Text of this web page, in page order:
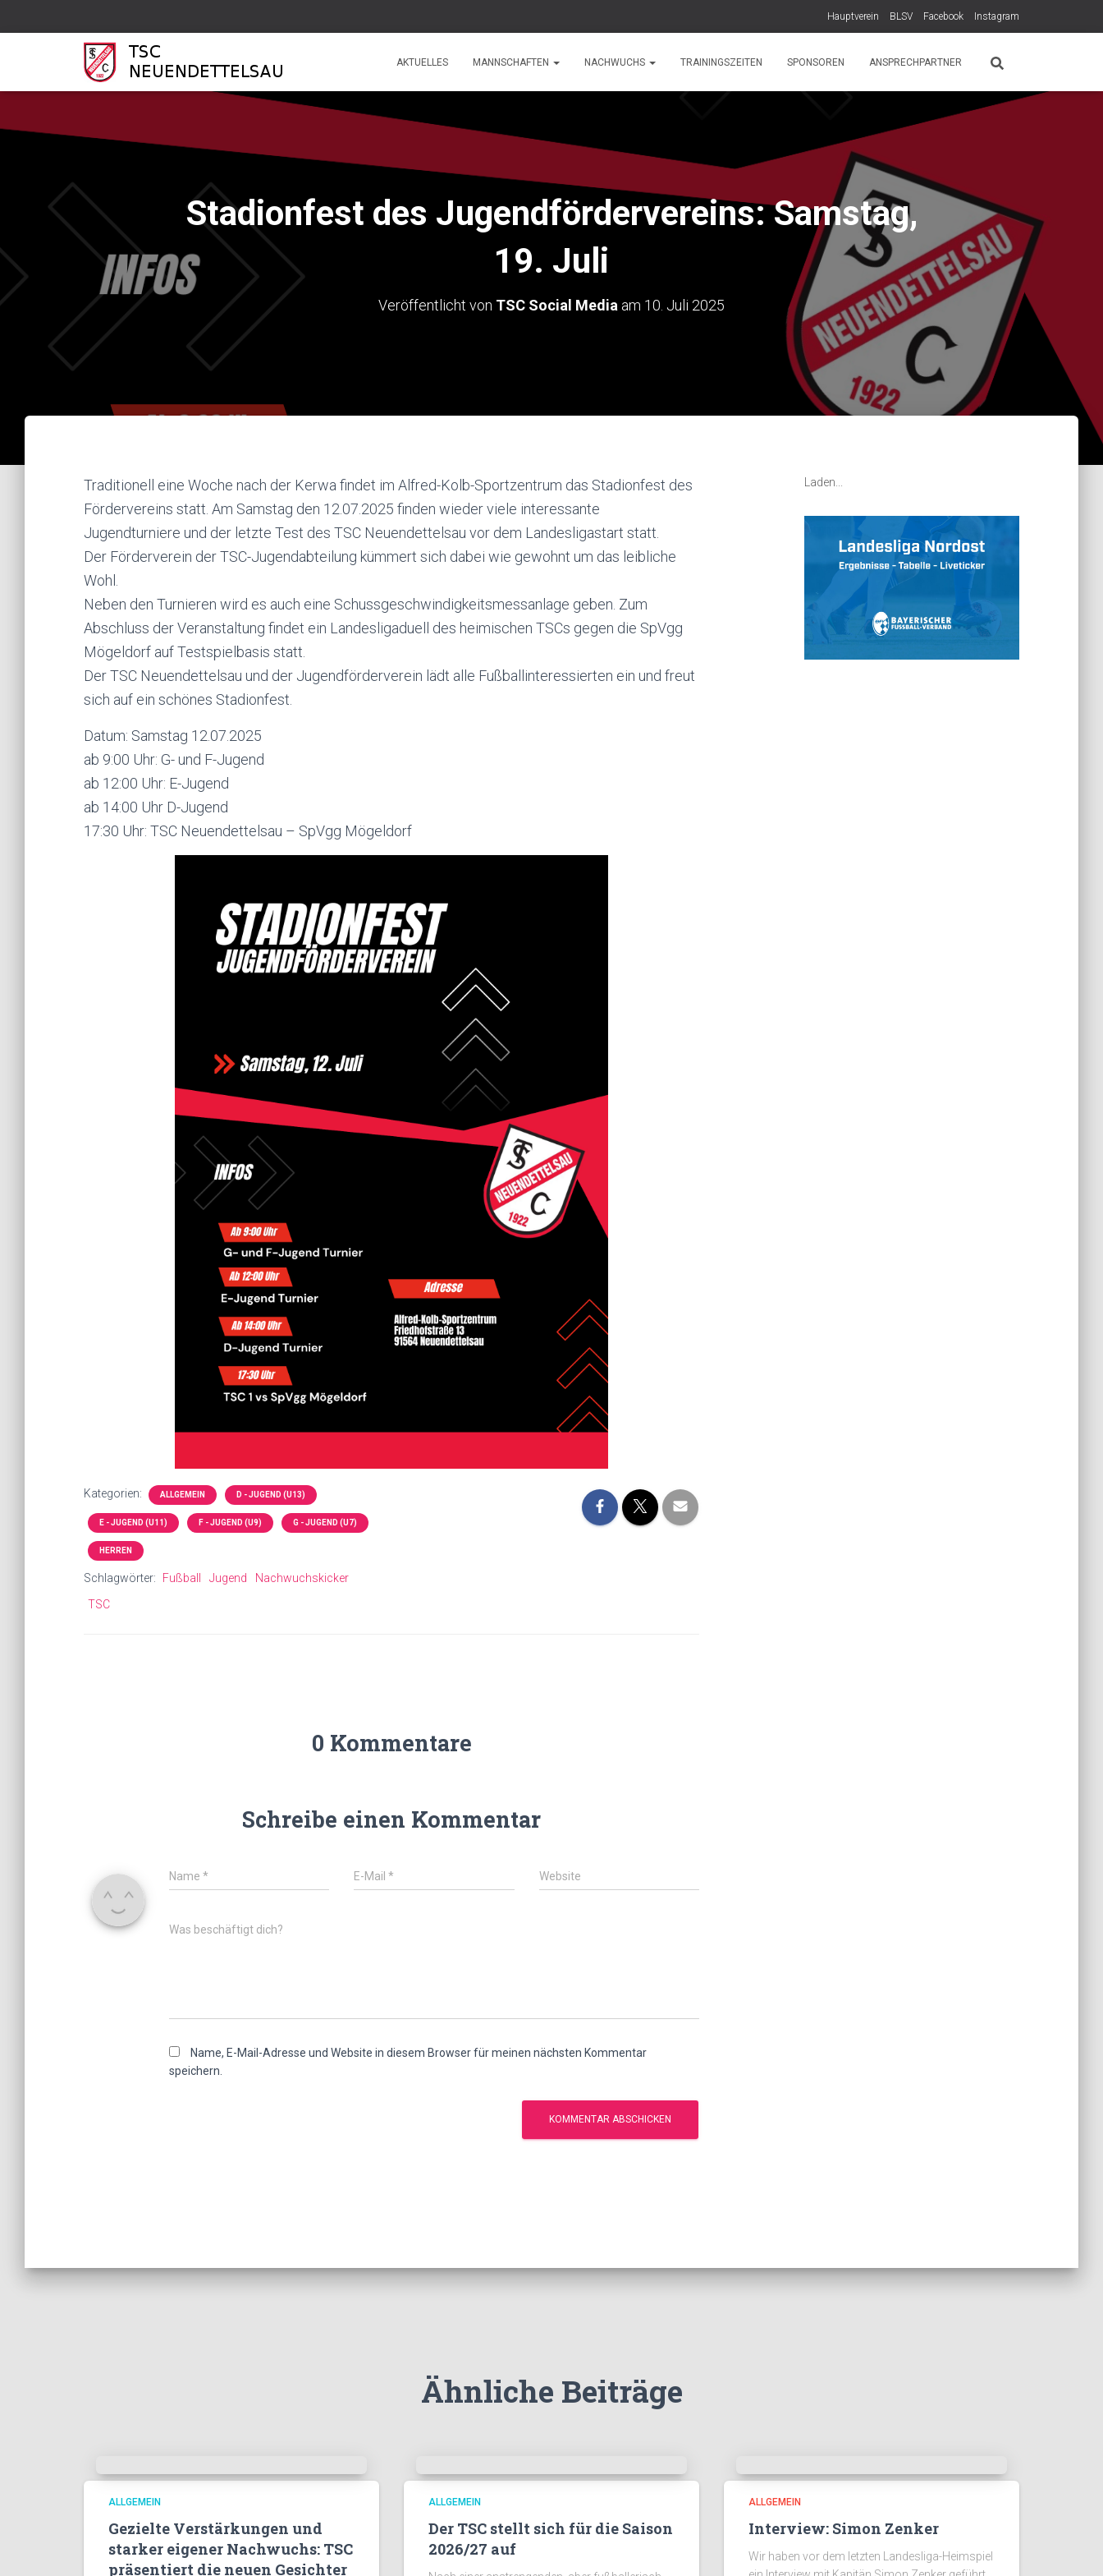
Hauptverein BLSV Facebook Instagram
AKTUELLES MANNSCHAFTEN NACHWUCHS TRAININGSZEITEN SPONSOREN ANSPRECHPARTNER
Stadionfest des Jugendfördervereins: Samstag,
19. Juli
Veröffentlicht von TSC Social Media am 10. Juli 2025
Traditionell eine Woche nach der Kerwa findet im Alfred-Kolb-Sportzentrum das Stadionfest des
Fördervereins statt. Am Samstag den 12.07.2025 finden wieder viele interessante
Jugendturniere und der letzte Test des TSC Neuendettelsau vor dem Landesligastart statt.
Der Förderverein der TSC-Jugendabteilung kümmert sich dabei wie gewohnt um das leibliche
Wohl.
Neben den Turnieren wird es auch eine Schussgeschwindigkeitsmessanlage geben. Zum
Abschluss der Veranstaltung findet ein Landesligaduell des heimischen TSCs gegen die SpVgg
Mögeldorf auf Testspielbasis statt.
Der TSC Neuendettelsau und der Jugendförderverein lädt alle Fußballinteressierten ein und freut
sich auf ein schönes Stadionfest.
Datum: Samstag 12.07.2025
ab 9:00 Uhr: G- und F-Jugend
ab 12:00 Uhr: E-Jugend
ab 14:00 Uhr D-Jugend
17:30 Uhr: TSC Neuendettelsau – SpVgg Mögeldorf
Kategorien: ALLGEMEIN D - JUGEND (U13)
E - JUGEND (U11) F - JUGEND (U9) G - JUGEND (U7)
HERREN
Schlagwörter: Fußball Jugend
Nachwuchskicker
TSC
0 Kommentare
Schreibe einen Kommentar
Name * E-Mail* Website
Was beschäftigt dich?
Name, E-Mail-Adresse und Website in diesem Browser für meinen nächsten Kommentar
speichern.
Laden...
Ähnliche Beiträge
ALLGEMEIN
Gezielte Verstärkungen und
starker eigener Nachwuchs: TSC
präsentiert die neuen Gesichter
ALLGEMEIN
Der TSC stellt sich für die Saison
2026/27 auf
ALLGEMEIN
Interview: Simon Zenker
Wir haben vor dem letzten Landesliga-Heimspiel